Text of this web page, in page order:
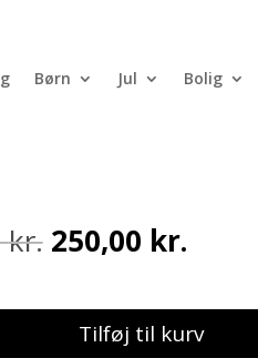
Børn Jul Bolig
kr. Den
oprindelige
var:
599,00 kr..
250,00 kr.Den
er:
Tilføj til kurv